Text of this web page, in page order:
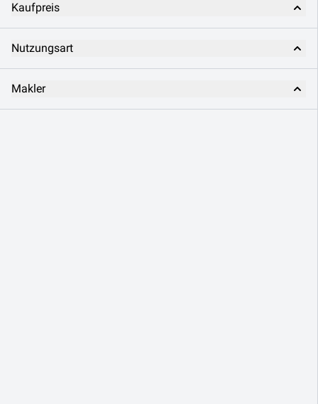
Kaufpreis
Nutzungsart
Makler